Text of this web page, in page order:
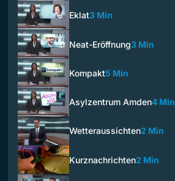
Eklat3 Min
Neat-Eröffnung3 Min
Kompakt5 Min
Asylzentrum Amden4 Min
Wetteraussichten2 Min
Kurznachrichten2 Min